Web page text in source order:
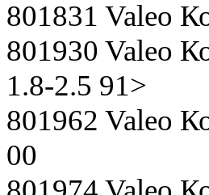
801831 Valeo
801930 Valeo
1.8-2.5 91>
801962 Valeo
00